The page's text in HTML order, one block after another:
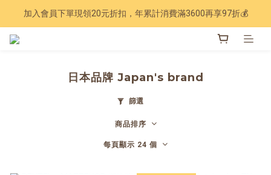
Have a nice trip 🧳 2027手帳季 準備登場
加入會員下單現領20元折扣，年累計消費滿3600再享97折💰
日本品牌 Japan's brand
篩選
商品排序
每頁顯示 24 個